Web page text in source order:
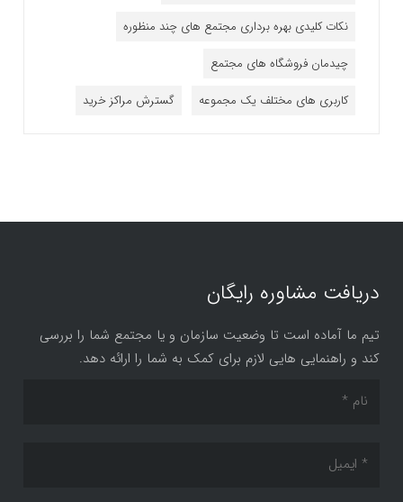
نکات کلیدی بهره برداری مجتمع های چند منظوره
چیدمان فروشگاه های مجتمع
کاربری های مختلف یک مجموعه
گسترش مراکز خرید
دریافت مشاوره رایگان
تیم ما آماده است تا وضعیت سازمان و یا مجتمع شما را بررسی
کند و راهنمایی هایی لازم برای کمک به شما را ارائه دهد.